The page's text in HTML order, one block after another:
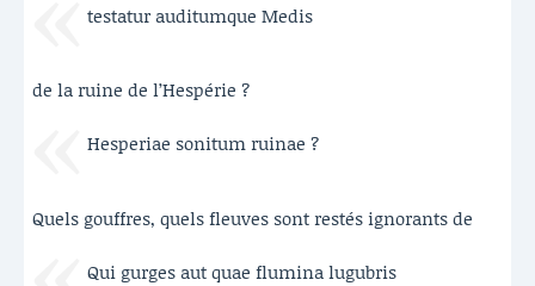
testatur auditumque Medis
de la ruine de l’Hespérie ?
Hesperiae sonitum ruinae ?
Quels gouffres, quels fleuves sont restés ignorants de
Qui gurges aut quae flumina lugubris